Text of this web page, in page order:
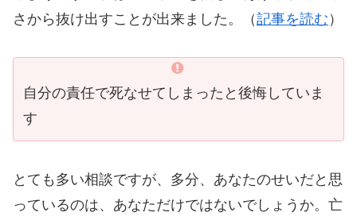
さから抜け出すことが出来ました。（記事を読む ）
自分の責任で死なせてしまったと後悔していま
す
とても多い相談ですが、多分、あなたのせいだと思
っているのは、あなただけではないでしょうか。亡